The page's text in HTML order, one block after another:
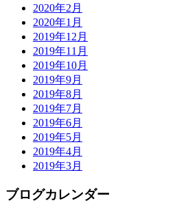
2020年2月
2020年1月
2019年12月
2019年11月
2019年10月
2019年9月
2019年8月
2019年7月
2019年6月
2019年5月
2019年4月
2019年3月
ブログカレンダー